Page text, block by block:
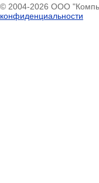
© 2004-2026 ООО
конфиденциальности